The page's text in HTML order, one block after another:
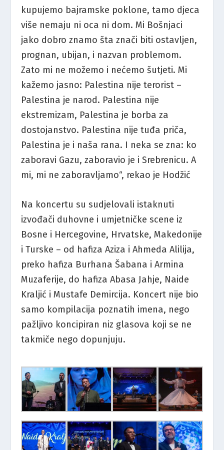
kupujemo bajramske poklone, tamo djeca
više nemaju ni oca ni dom. Mi Bošnjaci
jako dobro znamo šta znači biti ostavljen,
prognan, ubijan, i nazvan problemom.
Zato mi ne možemo i nećemo šutjeti. Mi
kažemo jasno: Palestina nije terorist –
Palestina je narod. Palestina nije
ekstremizam, Palestina je borba za
dostojanstvo. Palestina nije tuđa priča,
Palestina je i naša rana. I neka se zna: ko
zaboravi Gazu, zaboravio je i Srebrenicu. A
mi, mi ne zaboravljamo“, rekao je Hodžić
Na koncertu su sudjelovali istaknuti
izvođači duhovne i umjetničke scene iz
Bosne i Hercegovine, Hrvatske, Makedonije
i Turske – od hafiza Aziza i Ahmeda Alilija,
preko hafiza Burhana Šabana i Armina
Muzaferije, do hafiza Abasa Jahje, Naide
Kraljić i Mustafe Demircija. Koncert nije bio
samo kompilacija poznatih imena, nego
pažljivo koncipiran niz glasova koji se ne
takmiče nego dopunjuju.